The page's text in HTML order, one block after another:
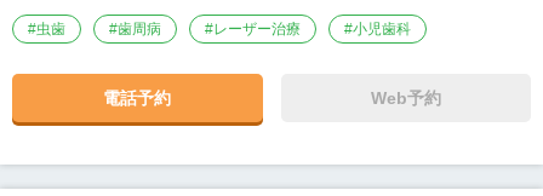
#虫歯 #歯周病 #レーザー治療 #小児歯科
電話予約 Web予約